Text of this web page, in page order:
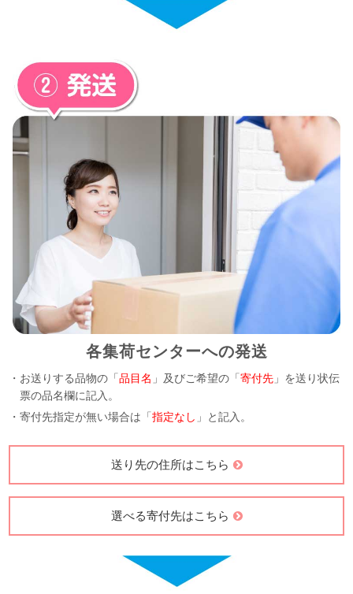
各集荷センターへの発送
・お送りする品物の「品目名 」及びご希望の「寄付先 」を送り状伝
票の品名欄に記入。
・寄付先指定が無い場合は「指定なし 」と記入。
送り先の住所はこちら
選べる寄付先はこちら